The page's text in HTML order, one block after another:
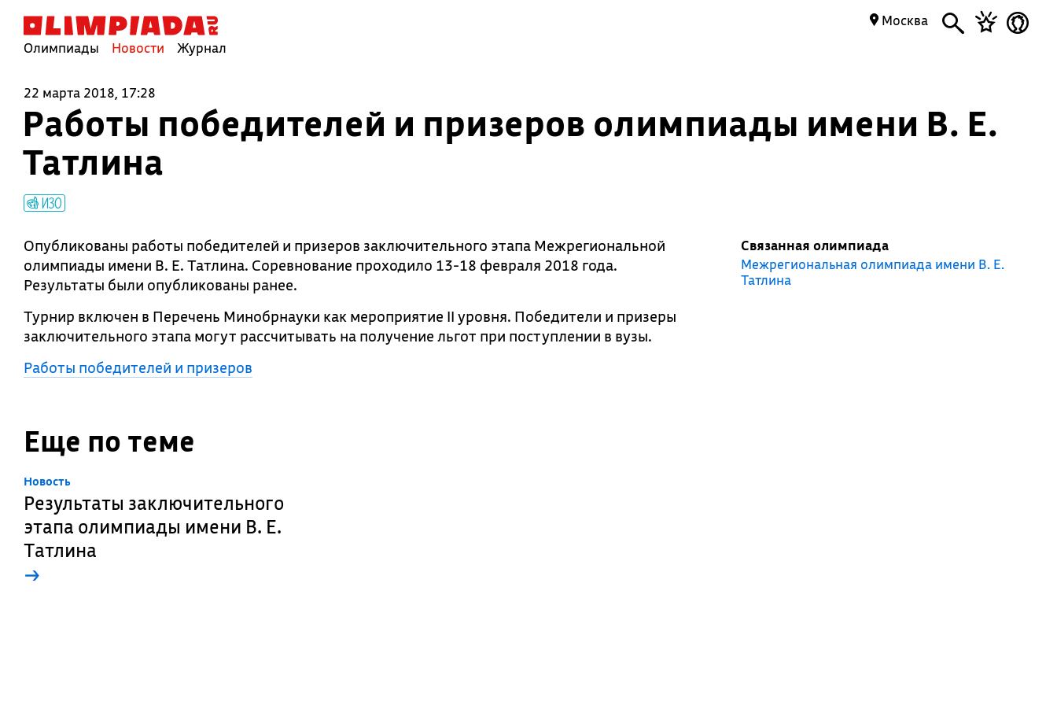
Олимпиады Новости Журнал
Москва
22 марта 2018, 17:28
Работы победителей и призеров олимпиады имени В. Е.
Татлина
ИЗО
Опубликованы работы победителей и призеров заключительного этапа Межрегиональной
олимпиады имени В. Е. Татлина. Соревнование проходило 13-18 февраля 2018 года.
Результаты были опубликованы ранее.
Турнир включен в Перечень Минобрнауки как мероприятие II уровня. Победители и призеры
заключительного этапа могут рассчитывать на получение льгот при поступлении в вузы.
Работы победителей и призеров
Связанная олимпиада
Межрегиональная олимпиада имени В. Е.
Татлина
Еще по теме
Новость
Результаты заключительного
этапа олимпиады имени В. Е.
Татлина
→